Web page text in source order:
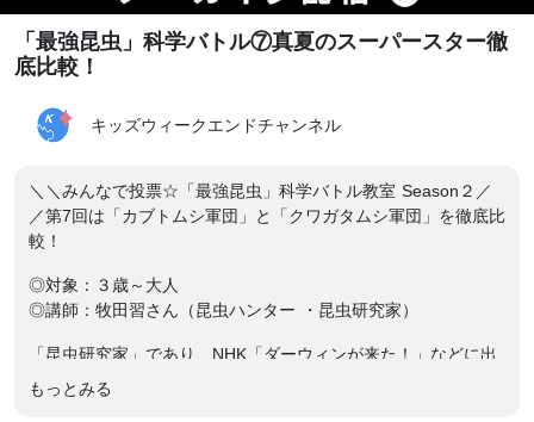
「最強昆虫」科学バトル⑦真夏のスーパースター徹
底比較！
キッズウィークエンドチャンネル
＼＼みんなで投票☆「最強昆虫」科学バトル教室 Season２／
／第7回は「カブトムシ軍団」と「クワガタムシ軍団」を徹底比
較！
◎対象：３歳～大人
◎講師：牧田習さん（昆虫ハンター ・昆虫研究家）
「昆虫研究家」であり、NHK「ダーウィンが来た！」などに出
演経験がある、昆虫ハンター牧田習さんの「最強昆虫」科学バ
トル教室！
もっとみる